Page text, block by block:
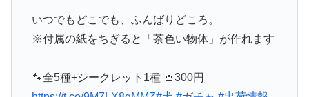
いつでもどこでも、ふんばりどころ。
※付属の紙をちぎると「茶色い物体」が作れます
🐾全5種+シークレット1種 👛300円